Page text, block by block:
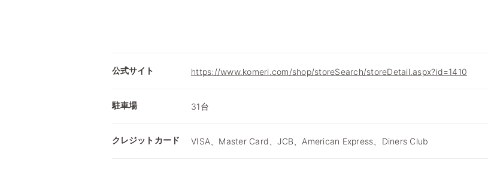
公式サイト https://www.komeri.com/shop/storeSearch/storeDetail.aspx?id=1410
駐車場 31台
クレジットカード VISA、Master Card、JCB、American Express、Diners Club